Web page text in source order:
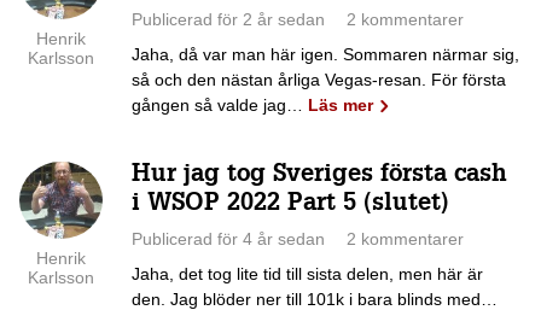
Henrik
Karlsson
Publicerad för 2 år sedan
2 kommentarer
Jaha, då var man här igen. Sommaren närmar sig,
så och den nästan årliga Vegas-resan. För första
gången så valde jag… Läs mer
Henrik
Karlsson
Hur jag tog Sveriges första cash
i WSOP 2022 Part 5 (slutet)
Publicerad för 4 år sedan
2 kommentarer
Jaha, det tog lite tid till sista delen, men här är
den. Jag blöder ner till 101k i bara blinds med…